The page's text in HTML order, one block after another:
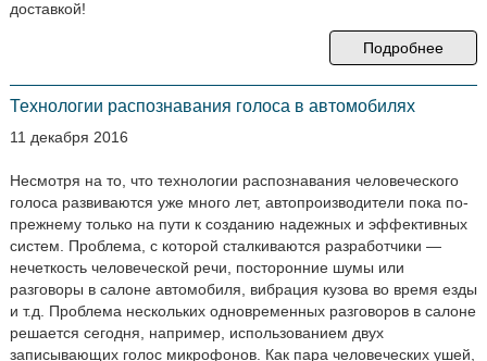
доставкой!
Подробнее
Технологии распознавания голоса в автомобилях
11 декабря 2016
Несмотря на то, что технологии распознавания человеческого
голоса развиваются уже много лет, автопроизводители пока по-
прежнему только на пути к созданию надежных и эффективных
систем. Проблема, с которой сталкиваются разработчики —
нечеткость человеческой речи, посторонние шумы или
разговоры в салоне автомобиля, вибрация кузова во время езды
и т.д. Проблема нескольких одновременных разговоров в салоне
решается сегодня, например, использованием двух
записывающих голос микрофонов. Как пара человеческих ушей,